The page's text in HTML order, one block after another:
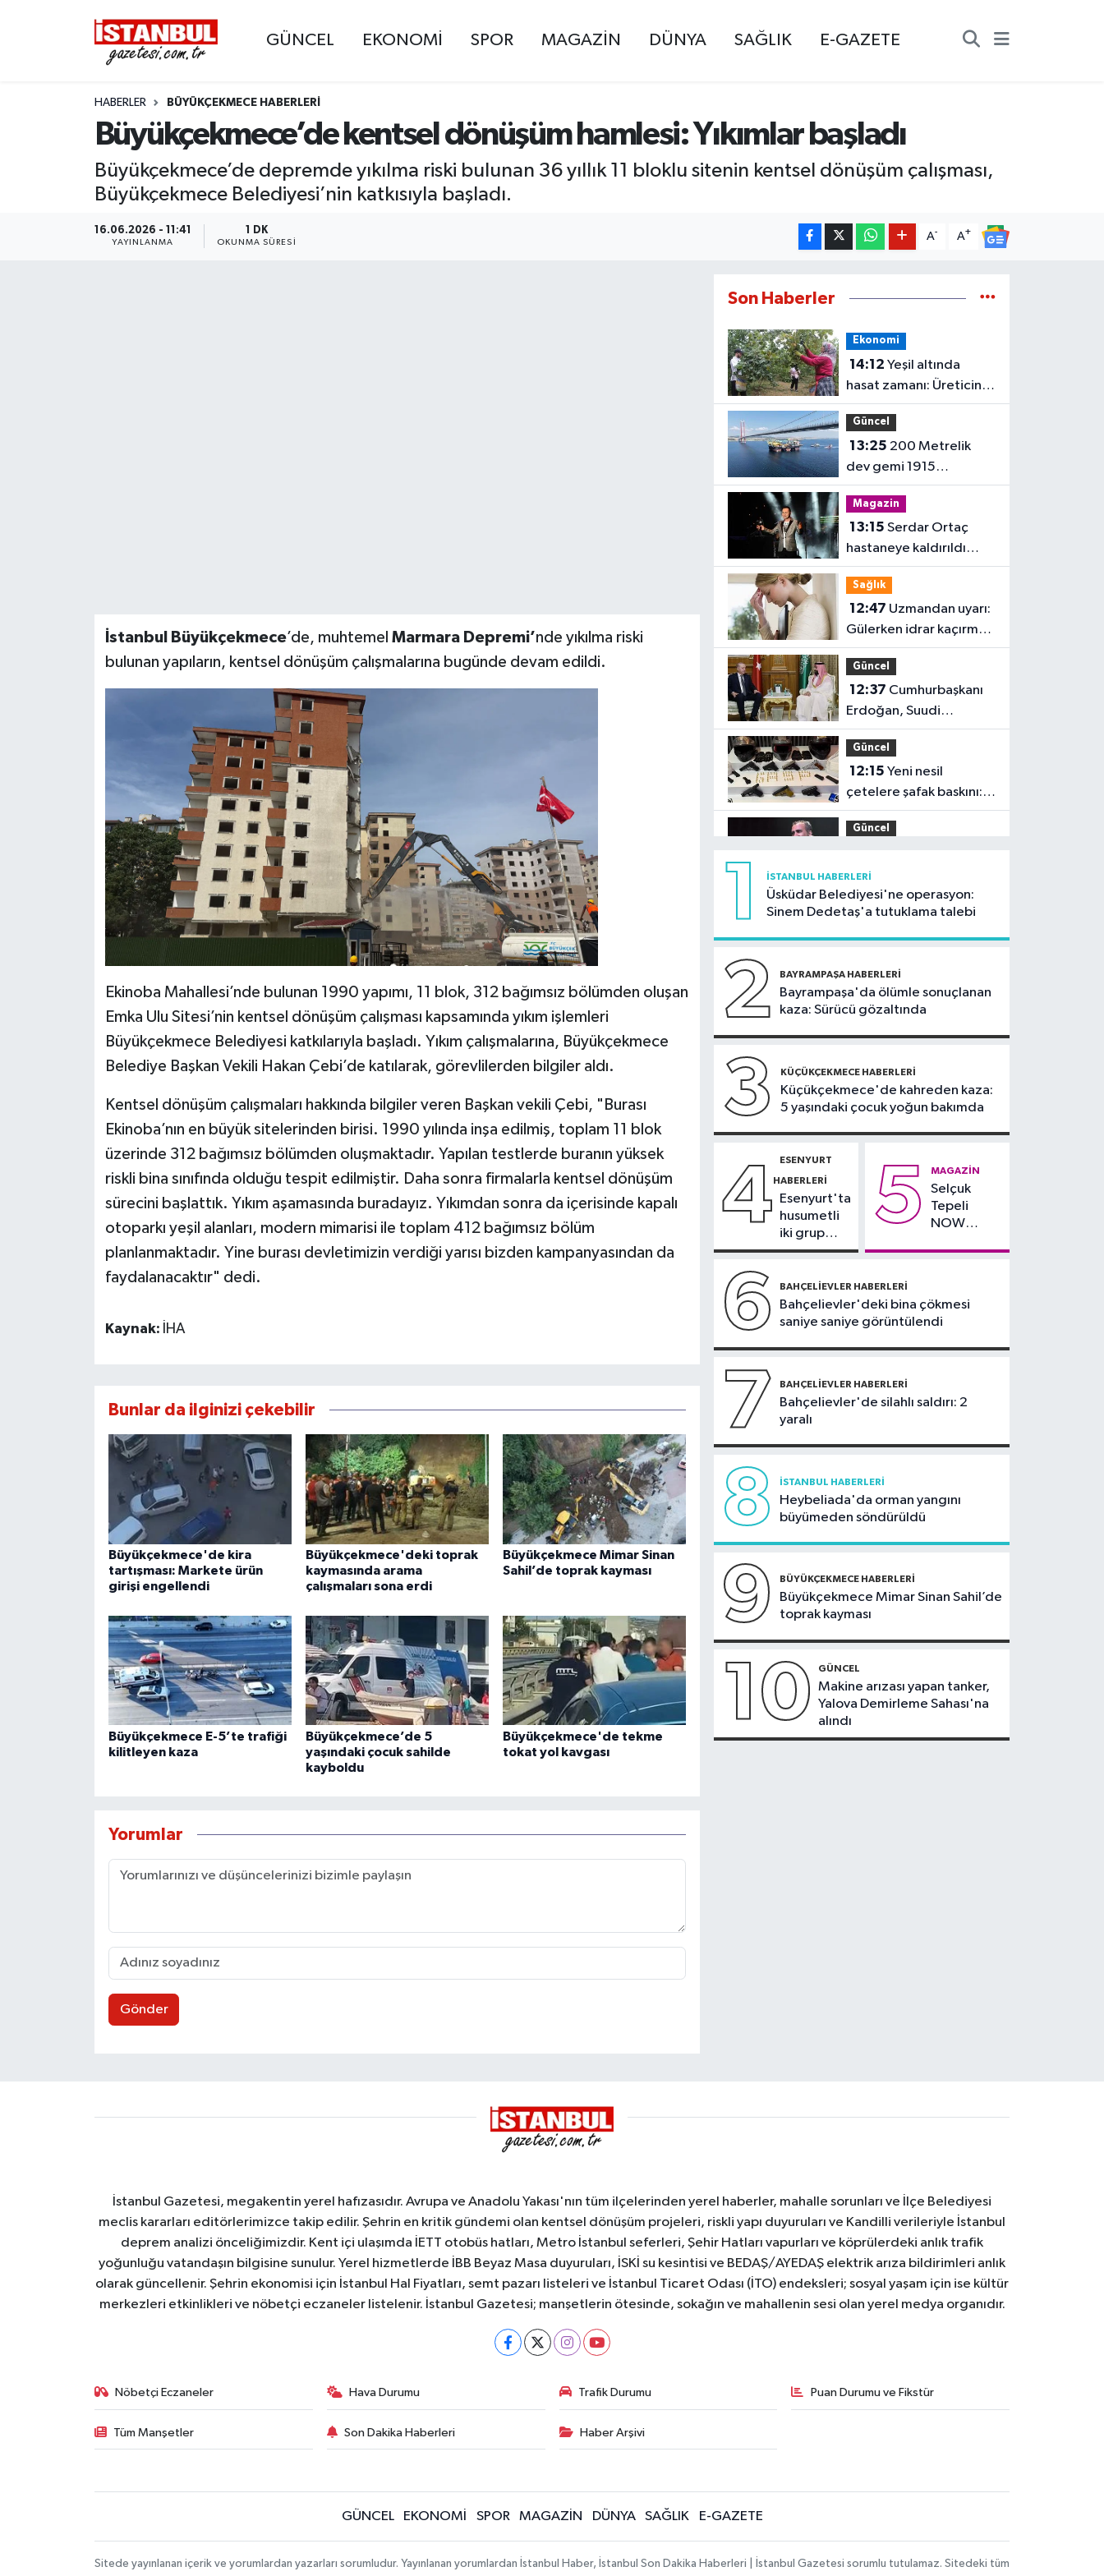
GÜNCEL EKONOMİ SPOR MAGAZİN DÜNYA SAĞLIK E-GAZETE
HABERLER BÜYÜKÇEKMECE HABERLERI
Büyükçekmece’de kentsel dönüşüm hamlesi: Yıkımlar başladı
Büyükçekmece’de depremde yıkılma riski bulunan 36 yıllık 11 bloklu sitenin kentsel dönüşüm çalışması,
Büyükçekmece Belediyesi’nin katkısıyla başladı.
16.06.2026 - 11:41
YAYINLANMA
1 DK
OKUNMA SÜRESI
A- A+
İstanbul Büyükçekmece’de, muhtemel Marmara Depremi’nde yıkılma riski
bulunan yapıların, kentsel dönüşüm çalışmalarına bugünde devam edildi.
Ekinoba Mahallesi’nde bulunan 1990 yapımı, 11 blok, 312 bağımsız bölümden oluşan
Emka Ulu Sitesi’nin kentsel dönüşüm çalışması kapsamında yıkım işlemleri
Büyükçekmece Belediyesi katkılarıyla başladı. Yıkım çalışmalarına, Büyükçekmece
Belediye Başkan Vekili Hakan Çebi’de katılarak, görevlilerden bilgiler aldı.
Kentsel dönüşüm çalışmaları hakkında bilgiler veren Başkan vekili Çebi, "Burası
Ekinoba’nın en büyük sitelerinden birisi. 1990 yılında inşa edilmiş, toplam 11 blok
üzerinde 312 bağımsız bölümden oluşmaktadır. Yapılan testlerde buranın yüksek
riskli bina sınıfında olduğu tespit edilmiştir. Daha sonra firmalarla kentsel dönüşüm
sürecini başlattık. Yıkım aşamasında buradayız. Yıkımdan sonra da içerisinde kapalı
otoparkı yeşil alanları, modern mimarisi ile toplam 412 bağımsız bölüm
planlanmaktadır. Yine burası devletimizin verdiği yarısı bizden kampanyasından da
faydalanacaktır" dedi.
Kaynak: İHA
Bunlar da ilginizi çekebilir
Büyükçekmece'de kira
tartışması: Markete ürün
girişi engellendi
Büyükçekmece'deki toprak
kaymasında arama
çalışmaları sona erdi
Büyükçekmece Mimar Sinan
Sahil’de toprak kayması
Büyükçekmece E-5’te trafiği
kilitleyen kaza
Büyükçekmece’de 5
yaşındaki çocuk sahilde
kayboldu
Büyükçekmece'de tekme
tokat yol kavgası
Yorumlar
Gönder
Son Haberler
Ekonomi
14:12
hasat zamanı: Üreticinin
gözü fiyatta
Güncel
13:25
dev gemi 1915
Çanakkale Köprüsü'nü
geçti
Magazin
13:15
hastaneye kaldırıldı
iddiası!
Sağlık
12:47
Gülerken idrar kaçırmak
normal değil
Güncel
12:37
Erdoğan, Suudi
Arabistan'da
Güncel
12:15
çetelere şafak baskını:
32 şüpheli adliyeye sevk
edildi
Güncel
yönetimine kayyum
atandı
İstanbul Haberleri
İstanbul Boğazı'ndan
geçişini tamamladı
Güncel
10:5981 ilde okullara
30 bin güvenlik görevlisi
Güncel
10:51Orman
ekiplerinin dikkati
faciayı önledi: Şüpheli
1 İSTANBUL HABERLERI
Üsküdar Belediyesi'ne operasyon:
Sinem Dedetaş'a tutuklama talebi
2 BAYRAMPAŞA HABERLERI
Bayrampaşa'da ölümle sonuçlanan
kaza: Sürücü gözaltında
3 KÜÇÜKÇEKMECE HABERLERI
Küçükçekmece'de kahreden kaza:
5 yaşındaki çocuk yoğun bakımda
4 ESENYURT
HABERLERI
Esenyurt'ta
husumetli
iki grup
arasında
kavga
5 MAGAZIN
Selçuk
Tepeli
NOW
6 BAHÇELIEVLER HABERLERI
Bahçelievler'deki bina çökmesi
saniye saniye görüntülendi
7 BAHÇELIEVLER HABERLERI
Bahçelievler'de silahlı saldırı: 2
yaralı
8 İSTANBUL HABERLERI
Heybeliada'da orman yangını
büyümeden söndürüldü
9 BÜYÜKÇEKMECE HABERLERI
Büyükçekmece Mimar Sinan Sahil’de
toprak kayması
10 GÜNCEL
Makine arızası yapan tanker,
Yalova Demirleme Sahası'na
alındı
İstanbul Gazetesi, megakentin yerel hafızasıdır. Avrupa ve Anadolu Yakası'nın tüm ilçelerinden yerel haberler, mahalle sorunları ve İlçe Belediyesi
meclis kararları editörlerimizce takip edilir. Şehrin en kritik gündemi olan kentsel dönüşüm projeleri, riskli yapı duyuruları ve Kandilli verileriyle İstanbul
deprem analizi önceliğimizdir. Kent içi ulaşımda İETT otobüs hatları, Metro İstanbul seferleri, Şehir Hatları vapurları ve köprülerdeki anlık trafik
yoğunluğu vatandaşın bilgisine sunulur. Yerel hizmetlerde İBB Beyaz Masa duyuruları, İSKİ su kesintisi ve BEDAŞ/AYEDAŞ elektrik arıza bildirimleri anlık
olarak güncellenir. Şehrin ekonomisi için İstanbul Hal Fiyatları, semt pazarı listeleri ve İstanbul Ticaret Odası (İTO) endeksleri; sosyal yaşam için ise kültür
merkezleri etkinlikleri ve nöbetçi eczaneler listelenir. İstanbul Gazetesi; manşetlerin ötesinde, sokağın ve mahallenin sesi olan yerel medya organıdır.
Nöbetçi Eczaneler Hava Durumu Trafik Durumu Puan Durumu ve Fikstür
Tüm Manşetler Son Dakika Haberleri Haber Arşivi
GÜNCEL EKONOMİ SPOR MAGAZİN DÜNYA SAĞLIK E-GAZETE
Sitede yayınlanan içerik ve yorumlardan yazarları sorumludur. Yayınlanan yorumlardan İstanbul Haber, İstanbul Son Dakika Haberleri | İstanbul Gazetesi sorumlu tutulamaz. Sitedeki tüm
EKONOMİ
İSTANBUL
Nöbetçi Eczaneler
Hava Durumu
Trafik Durumu
Süper Lig Puan Durumu ve Fikstür
Tüm Manşetler